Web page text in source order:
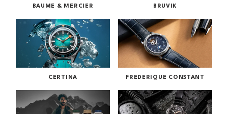
BAUME & MERCIER BRUVIK
CERTINA FREDERIQUE CONSTANT